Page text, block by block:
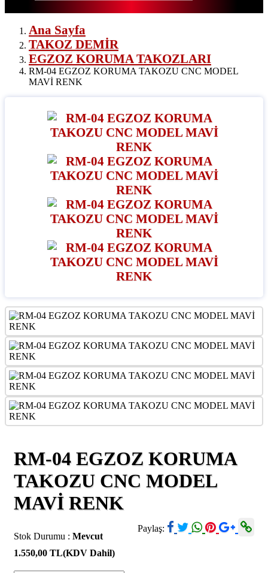
Ana Sayfa
TAKOZ DEMİR
EGZOZ KORUMA TAKOZLARI
RM-04 EGZOZ KORUMA TAKOZU CNC MODEL
MAVİ RENK
RM-04 EGZOZ KORUMA
TAKOZU CNC MODEL
MAVİ RENK
Paylaş:
Stok Durumu : Mevcut
1.550,00 TL(KDV Dahil)